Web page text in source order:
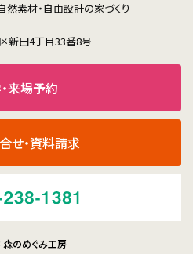
然素材・自由設計の家づくり
新田4丁目33番8号
来場予約
せ・資料請求
のめぐみ工房